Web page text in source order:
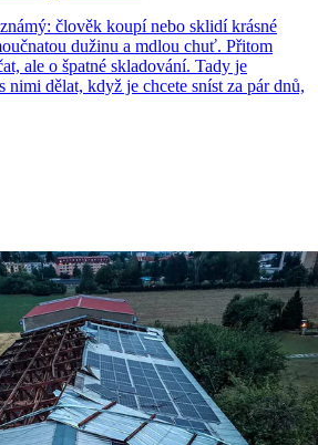
člověk koupí nebo sklidí krásné
dužinu a mdlou chuť. Přitom
ale o špatné skladování. Tady je
nimi dělat, když je chcete sníst za pár dnů,